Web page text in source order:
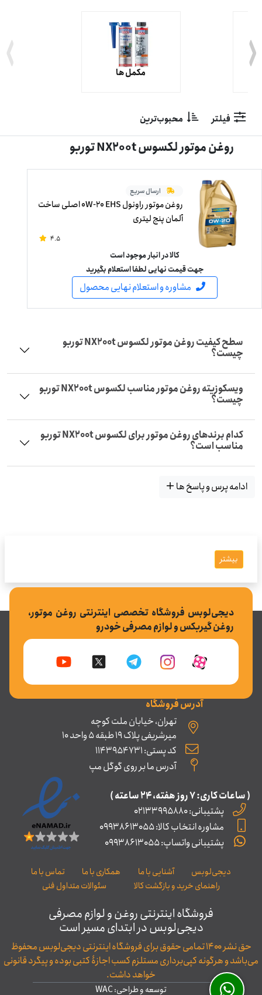
مکمل ها
فیلتر محبوب‌ترین
روغن موتور لکسوس NX200t توربو
ارسال سریع
روغن موتور راونول 0W-20 EHS اصلی ساخت
آلمان پنج لیتری
4.5
کالا در انبار موجود است
جهت قیمت نهایی لطفا استعلام بگیرید
مشاوره و استعلام نهایی محصول
سطح کیفیت روغن موتور لکسوس NX200t توربو
چیست؟
ویسکوزیته روغن موتور مناسب لکسوس NX200t توربو
چیست؟
کدام برندهای روغن موتور برای لکسوس NX200t توربو
مناسب است؟
ادامه پرس و پاسخ ها
بیشتر
دیجی‌لوبس فروشگاه تخصصی اینترنتی روغن موتور،
روغن گیربکس و لوازم مصرفی خودرو
آدرس فروشگاه
تهران، خیابان ملت کوچه
میرشریفی پلاک 19 طبقه 5 واحد 10
کد پستی: 1143954731
آدرس ما بر روی گوگل مپ
( ساعات کاری: ۷ روز ﻫﻔﺘﻪ، ۲۴ ﺳﺎﻋﺘﻪ )
پشتیبانی: 02133995880
مشاوره انتخاب کالا: 09938613055
پشتیبانی واتساپ: 09938613055
دیجی‌لوبس آشنایی با ما همکاری با ما
تماس با ما
راهنمای خرید و بازگشت کالا
سئوالات متداول فنی
فروشگاه اینترنتی روغن و لوازم مصرفی
دیجی‌لوبس در ابتدای مسیر است
حق نشر ۱۴۰۰ تمامی حقوق برای فروشگاه اینترنتی دیجی‌لوبس محفوظ
می‌باشد و هرگونه کپی‌برداری مستلزم کسب اجازۀ کتبی بوده و پیگرد قانونی
خواهد داشت.
توسعه و طراحی: WAC